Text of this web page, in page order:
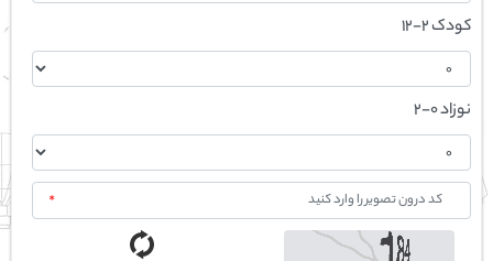
کودک 2-12
نوزاد 0-2
*